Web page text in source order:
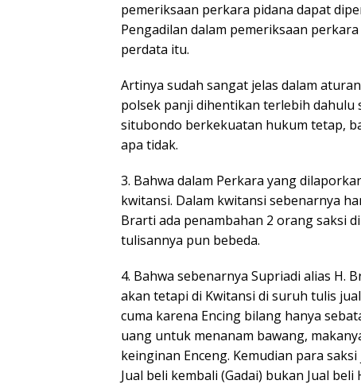
pemeriksaan perkara pidana dapat
Pengadilan dalam pemeriksaan
perdata itu.
Artinya sudah sangat jelas dalam
polsek panji dihentikan terlebih dahulu
situbondo berkekuatan hukum tetap,
apa tidak.
3. Bahwa dalam Perkara yang
kwitansi. Dalam kwitansi sebenarnya
Brarti ada penambahan 2 orang saksi
tulisannya pun bebeda.
4. ⁠Bahwa sebenarnya Supriadi alias H.
akan tetapi di Kwitansi di suruh tulis
cuma karena Encing bilang hanya
uang untuk menanam bawang,
keinginan Enceng. Kemudian para
Jual beli kembali (Gadai) bukan Jual beli